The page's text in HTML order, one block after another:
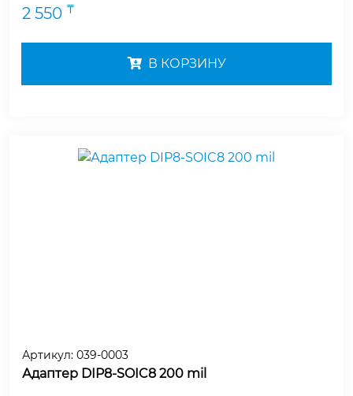
2 550 ₸
В КОРЗИНУ
Артикул: 039-0003
Адаптер DIP8-SOIC8 200 mil